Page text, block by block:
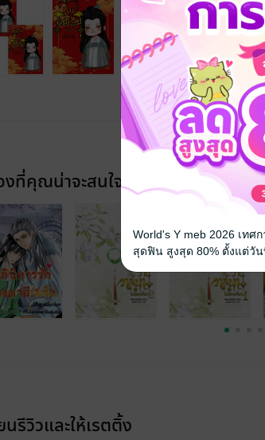
งที่คุณน่าจะสนใจ
นรีวิวและให้เรตติ้ง
World's Y meb 2026 เท
สุดฟิน สูงสุด 80% ตั้งแต่วั